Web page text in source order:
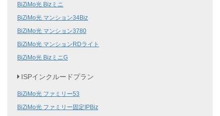
BiZiMo光 Bizミニ
BiZiMo光 マンション34Biz
BiZiMo光 マンション3780
BiZiMo光 マンションRDライト
BiZiMo光 BizミニG
ISPインクルードプラン
BiZiMo光 ファミリー53
BiZiMo光 ファミリー固定IPBiz